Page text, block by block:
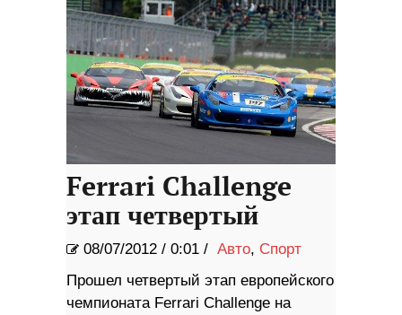
Ferrari Challenge
этап четвертый
08/07/2012 / 0:01 / Авто, Спорт
Прошел четвертый этап европейского
чемпионата Ferrari Challenge на